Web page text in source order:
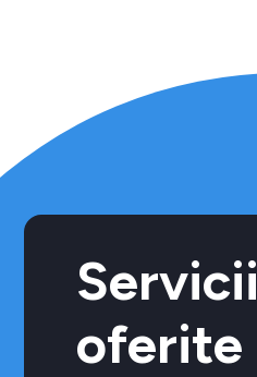
Servicii
oferite